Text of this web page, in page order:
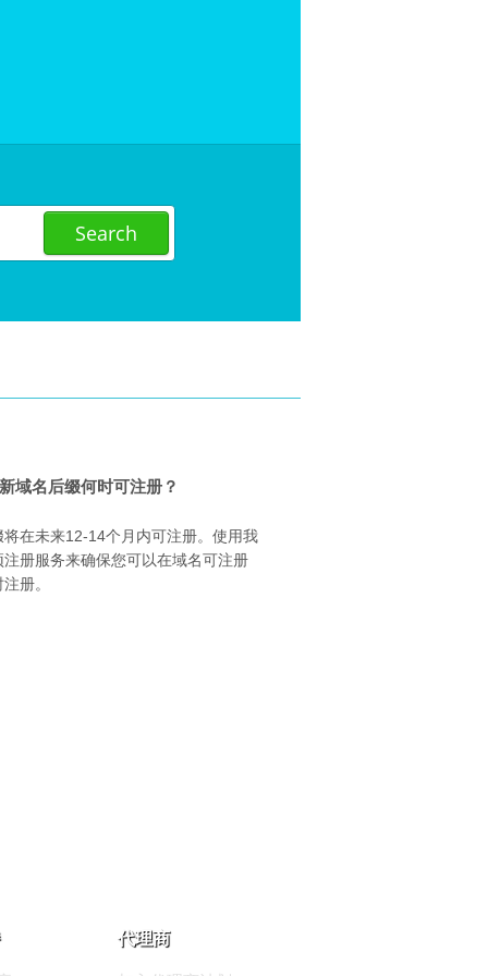
新域名后缀何时可注册？
将在未来12-14个月内可注册。使用我
注册服务来确保您可以在域名可注册
册。
代理商